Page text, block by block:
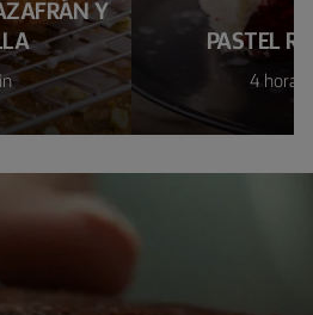
Y
PASTEL
4 horas